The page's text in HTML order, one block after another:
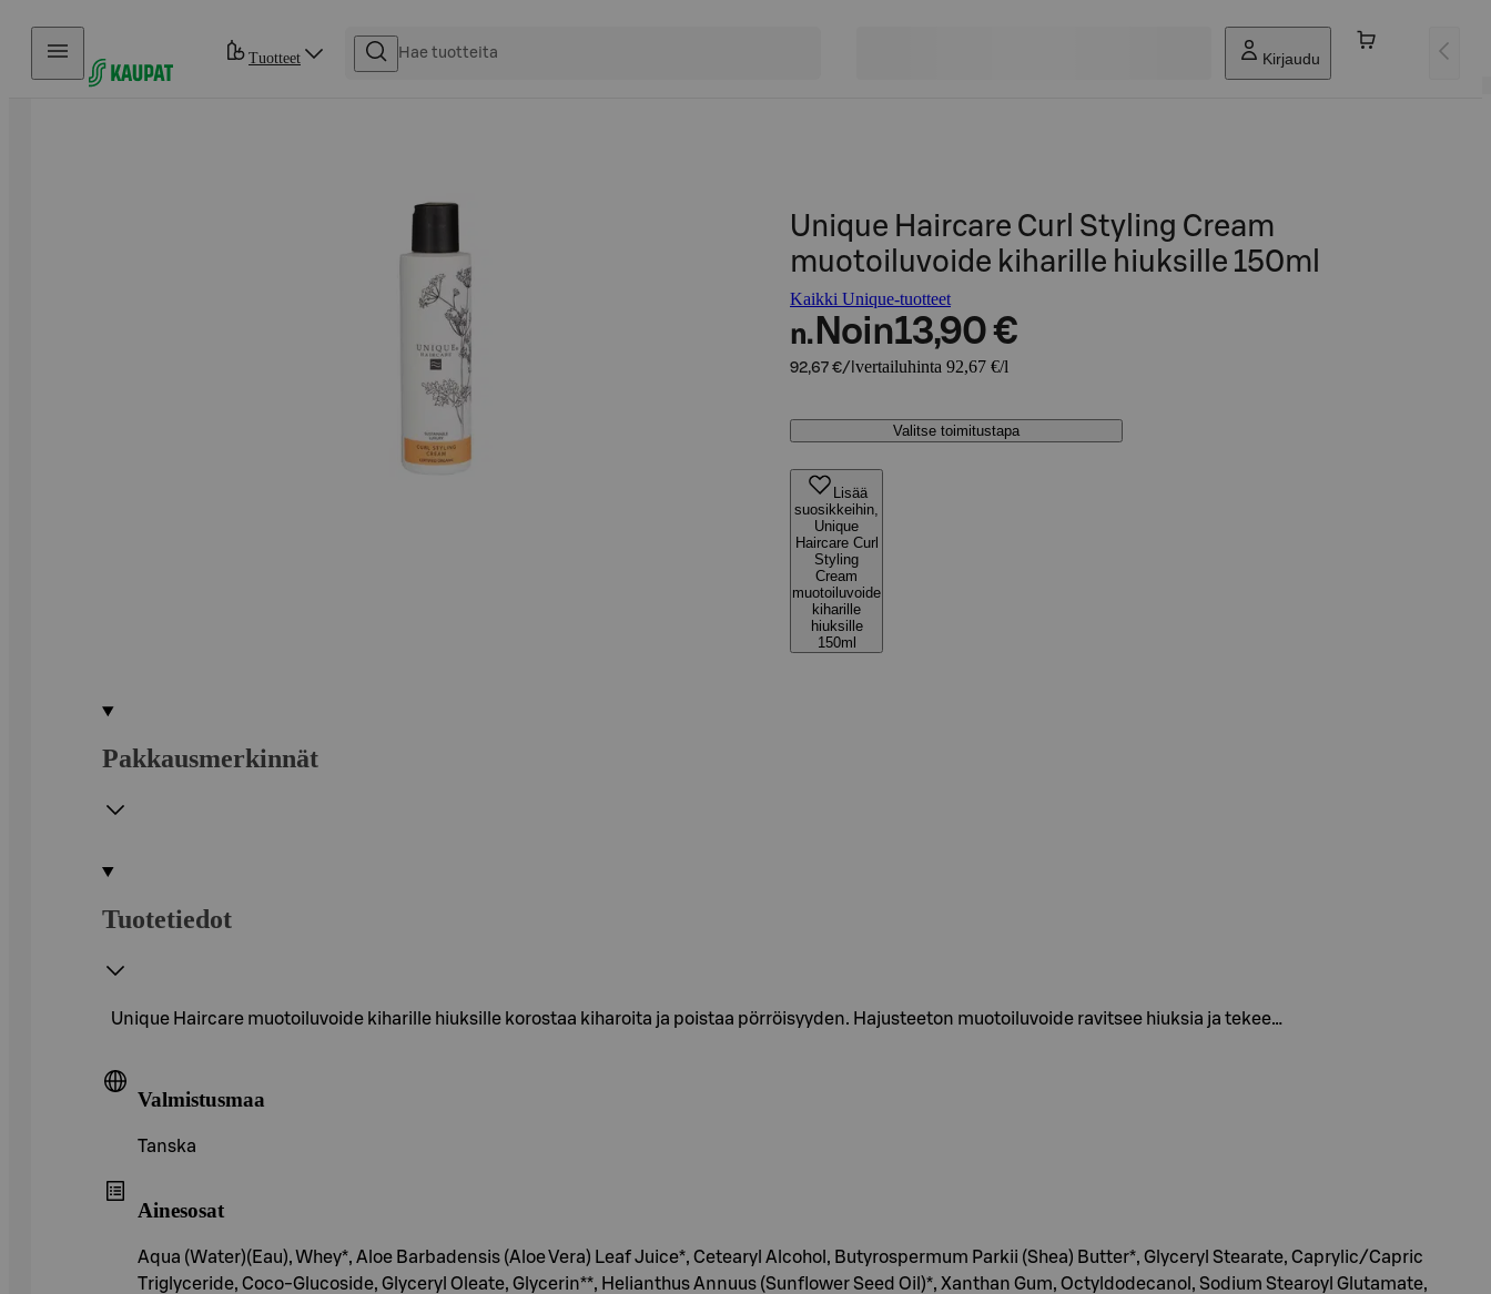
Hyppää sisältöön
Tuotteet Kirjaudu
Unique Haircare Curl Styling Cream
muotoiluvoide kiharille hiuksille 150ml
Kaikki Unique-tuotteet
n. Noin13,90 €
92,67 €/l vertailuhinta 92,67 €/l
Valitse toimitustapa
Lisää
suosikkeihin,
Unique
Haircare Curl
Styling
Cream
muotoiluvoide
kiharille
hiuksille
150ml
Pakkausmerkinnät
Tuotetiedot
Unique Haircare muotoiluvoide kiharille hiuksille korostaa kiharoita ja poistaa pörröisyyden. Hajusteeton muotoiluvoide ravitsee hiuksia ja tekee…
Valmistusmaa
Tanska
Ainesosat
Aqua (Water)(Eau), Whey*, Aloe Barbadensis (Aloe Vera) Leaf Juice*, Cetearyl Alcohol, Butyrospermum Parkii (Shea) Butter*, Glyceryl Stearate, Caprylic/Capric
Triglyceride, Coco-Glucoside, Glyceryl Oleate, Glycerin**, Helianthus Annuus (Sunflower Seed Oil)*, Xanthan Gum, Octyldodecanol, Sodium Stearoyl Glutamate,